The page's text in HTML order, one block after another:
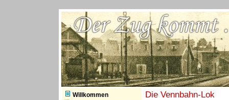
ZVS - Der Zug kommt
Willkommen
Die Vennbahn-Lok